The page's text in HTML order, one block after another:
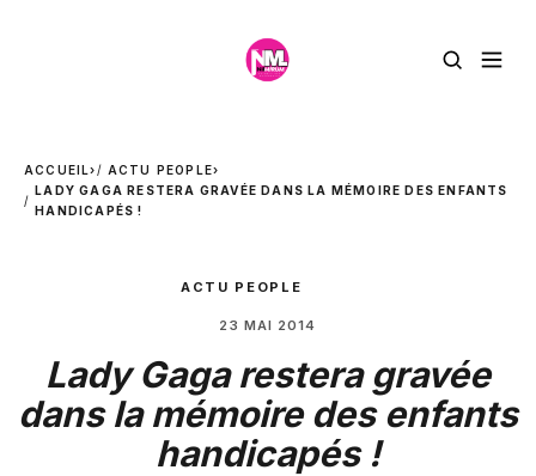
ACCUEIL› ACTU PEOPLE›
LADY GAGA RESTERA GRAVÉE DANS LA MÉMOIRE DES ENFANTS
HANDICAPÉS !
ACTU PEOPLE
23 MAI 2014
Lady Gaga restera gravée
dans la mémoire des enfants
handicapés !